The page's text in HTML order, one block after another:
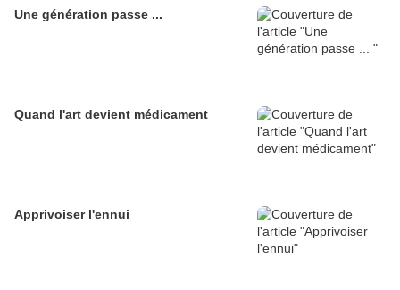
Une génération passe ...
Quand l'art devient médicament
Apprivoiser l'ennui